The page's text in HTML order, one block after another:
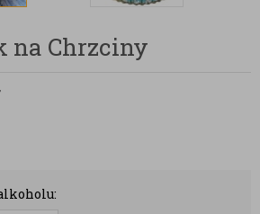
na Chrzciny